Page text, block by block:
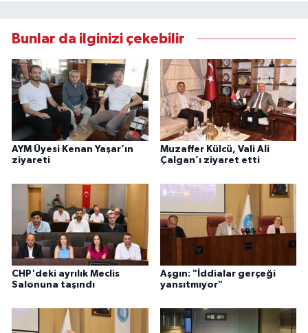
Bunlar da ilginizi çekebilir
AYM Üyesi Kenan Yaşar’ın
ziyareti
Muzaffer Külcü, Vali Ali
Çalgan’ı ziyaret etti
CHP'deki ayrılık Meclis
Salonuna taşındı
Aşgın: "İddialar gerçeği
yansıtmıyor"